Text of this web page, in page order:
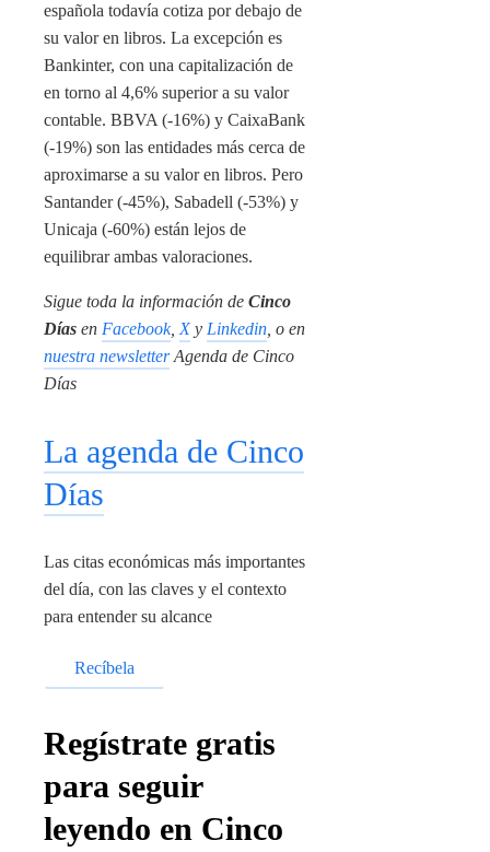
española todavía cotiza por debajo de
su valor en libros. La excepción es
Bankinter, con una capitalización de
en torno al 4,6% superior a su valor
contable. BBVA (-16%) y CaixaBank
(-19%) son las entidades más cerca de
aproximarse a su valor en libros. Pero
Santander (-45%), Sabadell (-53%) y
Unicaja (-60%) están lejos de
equilibrar ambas valoraciones.
Sigue toda la información de Cinco
Días en Facebook, Xy Linkedin , o en
nuestra newsletterAgenda de Cinco
Días
La agenda de Cinco
Días
Las citas económicas más importantes
del día, con las claves y el contexto
para entender su alcance
Recíbela
Regístrate gratis
para seguir
leyendo en Cinco